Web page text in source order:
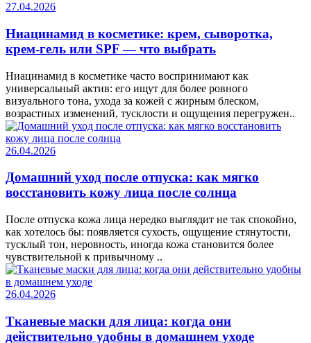
27.04.2026
Ниацинамид в косметике: крем, сыворотка,
крем-гель или SPF — что выбрать
Ниацинамид в косметике часто воспринимают как
универсальный актив: его ищут для более ровного
визуального тона, ухода за кожей с жирным блеском,
возрастных изменений, тусклости и ощущения перегружен..
26.04.2026
Домашний уход после отпуска: как мягко
восстановить кожу лица после солнца
После отпуска кожа лица нередко выглядит не так спокойно,
как хотелось бы: появляется сухость, ощущение стянутости,
тусклый тон, неровность, иногда кожа становится более
чувствительной к привычному ..
26.04.2026
Тканевые маски для лица: когда они
действительно удобны в домашнем уходе